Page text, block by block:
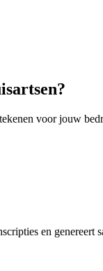
?
voor jouw
en genereert